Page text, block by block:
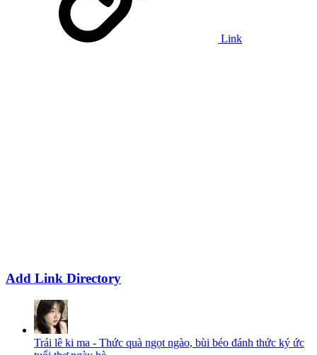
Link
Add Link Directory
Trái lê ki ma - Thức quà ngọt ngào, bùi béo đánh thức ký ức